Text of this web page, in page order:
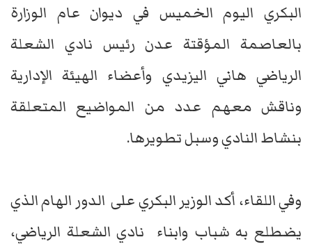
البكري اليوم الخميس في ديوان عام الوزارة
بالعاصمة المؤقتة عدن رئيس نادي الشعلة
الرياضي هاني اليزيدي وأعضاء الهيئة الإدارية
وناقش معهم عدد من المواضيع المتعلقة
بنشاط النادي وسبل تطويرها.
وفي اللقاء، أكد الوزير البكري على الدور الهام الذي
يضطلع به شباب وابناء نادي الشعلة الرياضي،